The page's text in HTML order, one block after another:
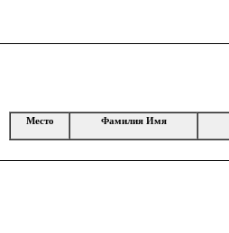
Место Фамилия Имя